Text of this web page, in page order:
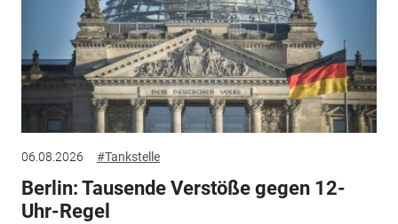
06.08.2026 #Tankstelle
Berlin: Tausende Verstöße gegen 12-
Uhr-Regel